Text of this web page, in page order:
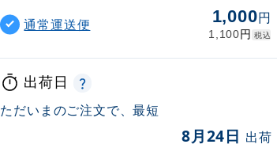
通常運送便 1,000円
1,100円 税込
出荷日
ただいまのご注文で、最短
8月24日 出荷